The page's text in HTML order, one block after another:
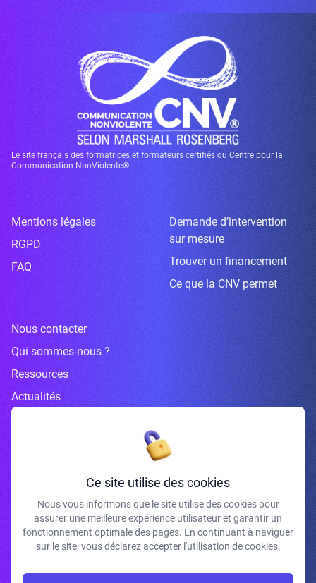
Le site français des formatrices et formateurs certifiés du Centre pour la
Communication NonViolente®
Mentions légales
RGPD
FAQ
Demande d’intervention
sur mesure
Trouver un financement
Ce que la CNV permet
Nous contacter
Qui sommes-nous ?
Ressources
Actualités
Inscrivez-vous à la newsletter
J'accepte de recevoir vos e-mails et confirme avoir pris connaissance de
votre politique de confidentialité et mentions légales.
Ce site utilise des cookies
Nous vous informons que le site utilise des cookies pour
assurer une meilleure expérience utilisateur et garantir un
fonctionnement optimale des pages. En continuant à naviguer
sur le site, vous déclarez accepter l'utilisation de cookies.